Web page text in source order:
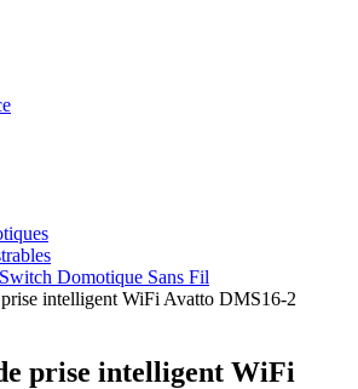
Domotique Sans Fil
intelligent WiFi Avatto DMS16-2
prise intelligent WiFi